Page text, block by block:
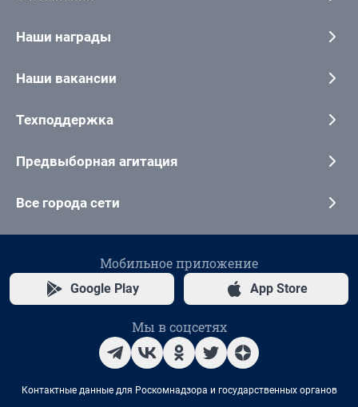
Наши награды
Наши вакансии
Техподдержка
Предвыборная агитация
Все города сети
Мобильное приложение
Google Play App Store
Мы в соцсетях
Контактные данные для Роскомнадзора и государственных органов